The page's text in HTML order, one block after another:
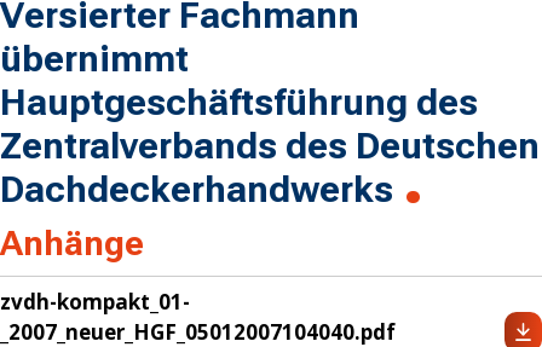
Versierter Fachmann
übernimmt
Hauptgeschäftsführung des
Zentralverbands des Deutschen
Dachdeckerhandwerks
Anhänge
zvdh-kompakt_01-
_2007_neuer_HGF_05012007104040.pdf